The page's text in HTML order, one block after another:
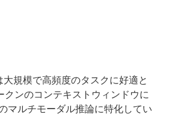
規模で高頻度のタスクに好適と
クンのコンテキストウィンドウに
マルチモーダル推論に特化してい